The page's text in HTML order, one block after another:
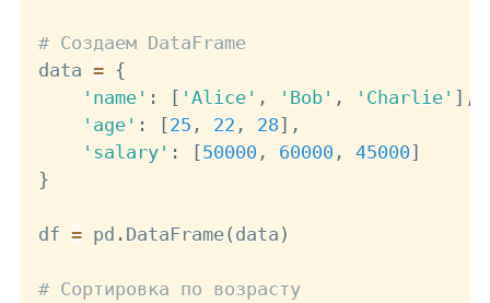
# Создаем DataFrame
data = {
'name' : [ 'Alice' , 'Bob' , 'Charlie' ] ,
'age' : [25 , 22 , 28 ] ,
'salary' : [50000 , 60000 , 45000 ]
}
df = pd . DataFrame( data )
# Сортировка по возрасту